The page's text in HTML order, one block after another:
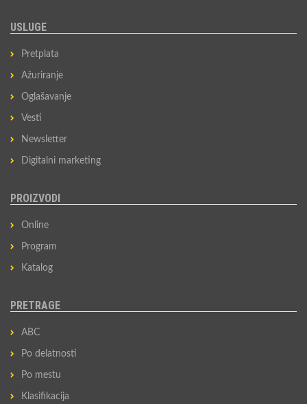
USLUGE
Pretplata
Ažuriranje
Oglašavanje
Vesti
Newsletter
Digitalni marketing
PROIZVODI
Online
Program
Katalog
PRETRAGE
ABC
Po delatnosti
Po mestu
Klasifikacija